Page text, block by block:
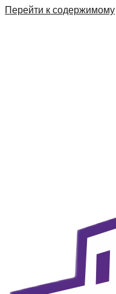
Перейти к содержимому